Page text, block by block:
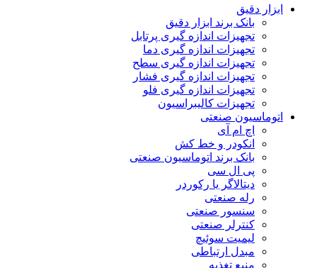
ابزار دقیق
بانک برند ابزار دقیق
تجهیزات اندازه گیری پرتابل
تجهیزات اندازه گیری دما
تجهیزات اندازه گیری سطح
تجهیزات اندازه گیری فشار
تجهیزات اندازه گیری فلو
تجهیزات کالیبراسیون
اتوماسیون صنعتی
اچ ام آی
انکودر و خط کش
بانک برند اتوماسیون صنعتی
پی ال سی
دیتالاگر یا رکوردر
رله صنعتی
سنسور صنعتی
کنترلر صنعتی
لیمیت سوئیچ
مبدل ارتباطی
منبع تغذیه